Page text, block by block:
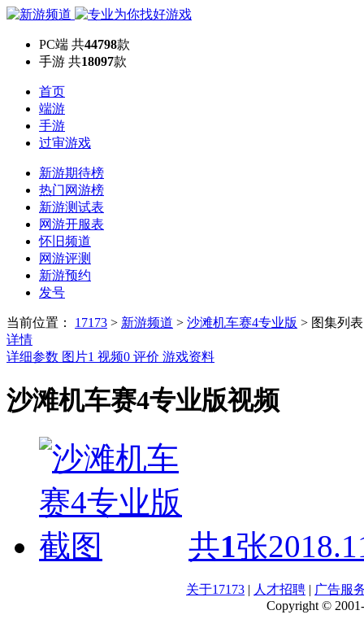
PC端 共44798款
手游 共18097款
首页
端游
手游
过审游戏
新游期待榜
热门网游榜
新游测试表
网游开服表
怀旧频道
网游评测
新游预约
发号
当前位置： 17173 > 新游频道 > 沙滩机车赛4专业版 > 图集列表
详情
详细参数 图片1 视频0 评价 游戏资料
沙滩机车赛4专业版视频
共1张
关于17173 | 人才招聘 | 广告服
Copyright ©